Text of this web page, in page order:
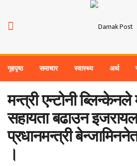
गृहपृष्ठ समाचार स्वास्थ्य अर्थ
मन्त्री एन्टोनी ब्लिन्केनले
सहायता बढाउन
प्रधानमन्त्री
।